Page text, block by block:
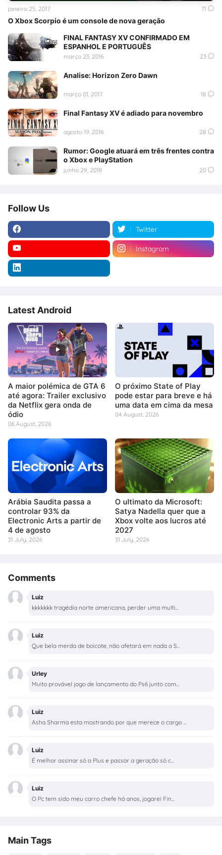
O Xbox Scorpio é um console de nova geração
janeiro 25, 2017 71
FINAL FANTASY XV CONFIRMADO EM
ESPANHOL E PORTUGUÊS
março 23, 2016 23
Analise: Horizon Zero Dawn
março 01, 2017 18
Final Fantasy XV é adiado para novembro
agosto 19, 2016 28
Rumor: Google atuará em três frentes contra
o Xbox e PlayStation
junho 29, 2018 20
Follow Us
Twitter
Instagram
Latest Android
A maior polémica de GTA 6
até agora: Trailer exclusivo
da Netflix gera onda de
ódio
06 August, 2026
O próximo State of Play
pode estar para breve e há
uma data em cima da mesa
04 August, 2026
Arábia Saudita passa a
controlar 93% da
Electronic Arts a partir de
4 de agosto
31 July, 2026
O ultimato da Microsoft:
Satya Nadella quer que a
Xbox volte aos lucros até
2027
31 July, 2026
Comments
Luiz
kkkkkkk tragédia norte americana, perder uma multi...
Luiz
Que bela merda de boicote, não afetará em nada a S...
Urley
Muito provável jogo de lançamento do Ps6 junto com...
Luiz
Asha Sharma esta mostrando por que merece o cargo ...
Luiz
É melhor assinar só a Plus e passar a geração só c...
Luiz
O Pc tem sido meu carro chefe há anos, jogarei Fin...
Main Tags